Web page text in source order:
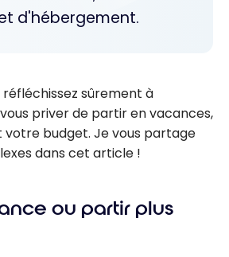
d'hébergement.
sûrement à
priver de partir en vacances,
budget. Je vous partage
dans cet article !
ou partir plus